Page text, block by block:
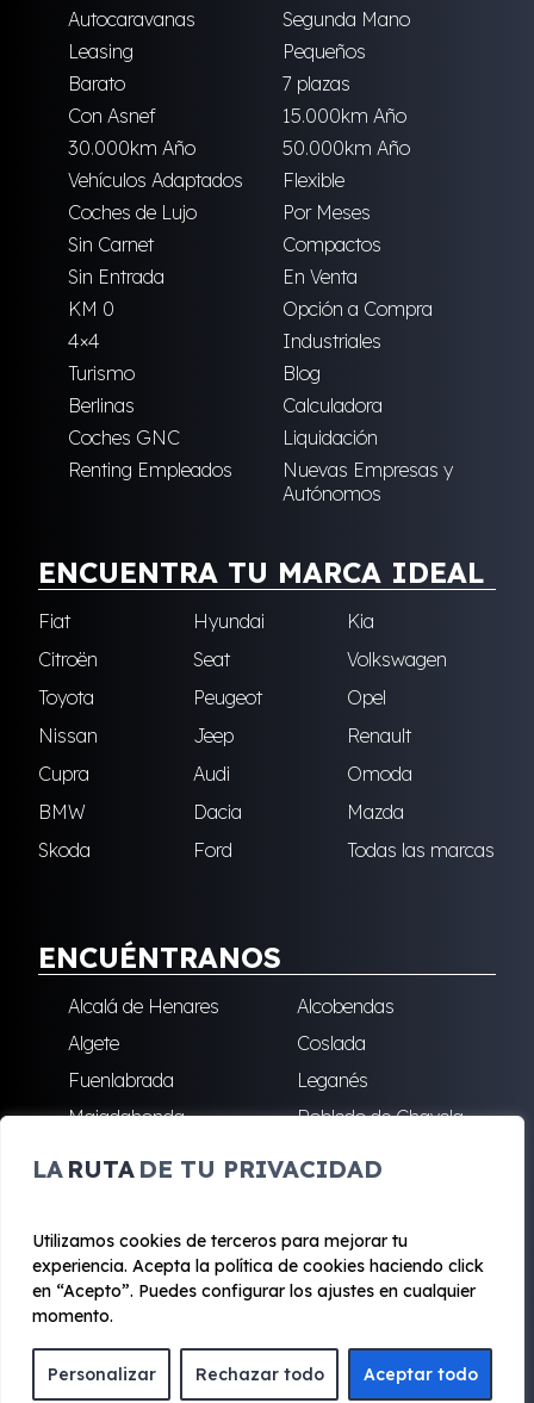
LA RUTA DE TU PRIVACIDAD
Utilizamos cookies de terceros para mejorar tu
experiencia. Acepta la política de cookies haciendo click
en “Acepto”. Puedes configurar los ajustes en cualquier
momento.
Personalizar Rechazar todo Aceptar todo
Autocaravanas
Segunda Mano
Leasing
Pequeños
Barato
7 plazas
Con Asnef
15.000km Año
30.000km Año
50.000km Año
Vehículos Adaptados
Flexible
Coches de Lujo
Por Meses
Sin Carnet
Compactos
Sin Entrada
En Venta
KM 0
Opción a Compra
4×4
Industriales
Turismo
Blog
Berlinas
Calculadora
Coches GNC
Liquidación
Renting Empleados
Nuevas Empresas y
Autónomos
ENCUENTRA TU MARCA IDEAL
Fiat Hyundai
Kia
Citroën
Seat
Volkswagen
Toyota
Peugeot
Opel
Nissan
Jeep
Renault
Cupra
Audi
Omoda
BMW
Dacia
Mazda
Skoda
Ford Todas las marcas
ENCUÉNTRANOS
Alcalá de Henares
Alcobendas
Algete
Coslada
Fuenlabrada
Leganés
Majadahonda
Robledo de Chavela
Reyes
© 2020 - 2026 Renting Mad
Aviso legal y Privacidad